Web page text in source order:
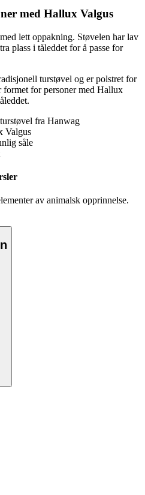
med Hallux Valgus
lett oppakning. Støvelen har lav
plass i tåleddet for å passe for
turstøvel og er polstret for
formet forpersoner med Hallux
fra Hanwag
Valgus
såle
av animalsk opprinnelse.